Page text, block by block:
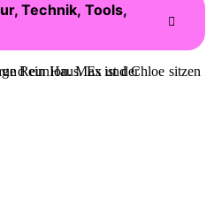
Technik, Tools,